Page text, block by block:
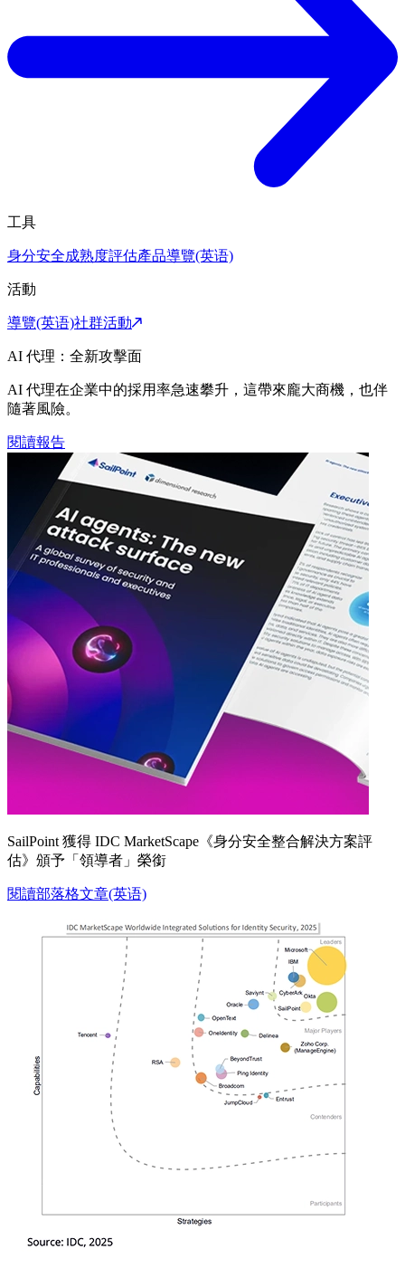
工具
身分安全成熟度評估產品導覽(英语)
活動
導覽(英语)社群活動
AI 代理：全新攻擊面
AI 代理在企業中的採用率急速攀升，這帶來龐大商機，也伴
隨著風險。
閱讀報告
SailPoint 獲得 IDC MarketScape《身分安全整合解決方案評
估》頒予「領導者」榮銜
閱讀部落格文章(英语)